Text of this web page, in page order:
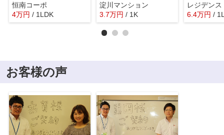
恒南コーポ
4万円 / 1LDK
淀川マンション
3.7万円 / 1K 6.4万円 /
お客様の声